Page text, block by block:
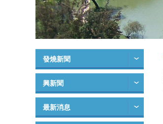
發燒新聞
興新聞
最新消息